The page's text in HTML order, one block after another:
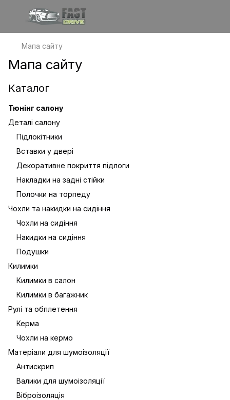
Мапа сайту
Мапа сайту
Каталог
Тюнінг салону
Деталі салону
Підлокітники
Вставки у двері
Декоративне покриття підлоги
Накладки на задні стійки
Полочки на торпеду
Чохли та накидки на сидіння
Чохли на сидіння
Накидки на сидіння
Подушки
Килимки
Килимки в салон
Килимки в багажник
Рулі та обплетення
Керма
Чохли на кермо
Матеріали для шумоізоляції
Антискрип
Валики для шумоізоляції
Віброізоляція